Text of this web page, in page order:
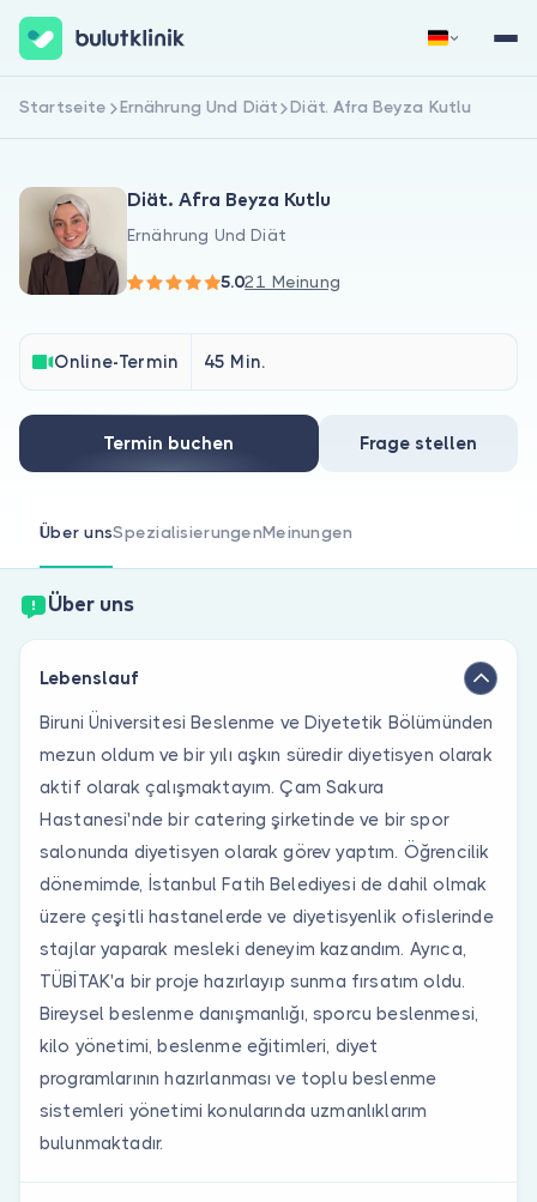
Für Patienten
Sind Sie Arzt?
Jetzt registrieren Anmelden
Startseite Ernährung Und Diät Diät. Afra Beyza Kutlu
Diät. Afra Beyza Kutlu
Ernährung Und Diät
5.021 Meinung
Online-Termin 45 Min.
Termin buchen Frage stellen
Über unsSpezialisierungenMeinungen
Über uns
Lebenslauf
Biruni Üniversitesi Beslenme ve Diyetetik Bölümünden
mezun oldum ve bir yılı aşkın süredir diyetisyen olarak
aktif olarak çalışmaktayım. Çam Sakura
Hastanesi'nde bir catering şirketinde ve bir spor
salonunda diyetisyen olarak görev yaptım. Öğrencilik
dönemimde, İstanbul Fatih Belediyesi de dahil olmak
üzere çeşitli hastanelerde ve diyetisyenlik ofislerinde
stajlar yaparak mesleki deneyim kazandım. Ayrıca,
TÜBİTAK'a bir proje hazırlayıp sunma fırsatım oldu.
Bireysel beslenme danışmanlığı, sporcu beslenmesi,
kilo yönetimi, beslenme eğitimleri, diyet
programlarının hazırlanması ve toplu beslenme
sistemleri yönetimi konularında uzmanlıklarım
bulunmaktadır.